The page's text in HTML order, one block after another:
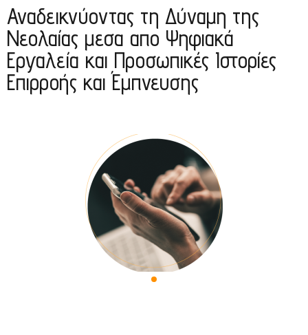
Αναδεικνύοντας τη Δύναμη της
Νεολαίας μεσα απο Ψηφιακά
Εργαλεία και Προσωπικές Ιστορίες
Επιρροής και Έμπνευσης